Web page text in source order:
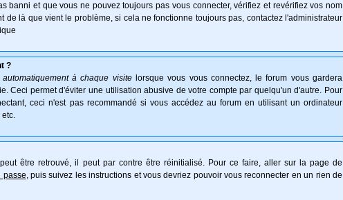
banni et que vous ne pouvez toujours pas vous connecter, vérifiez et revérifiez vos nom
de là que vient le problème, si cela ne fonctionne toujours pas, contactez l'administrateur
?
à chaque visitelorsque vous vous connectez, le forum vous gardera
Ceci permet d'éviter une utilisation abusive de votre compte par quelqu'un d'autre. Pour
ceci n'est pas recommandé si vous accédez au forum en utilisant un ordinateur
etc.
être retrouvé, il peut par contre être réinitialisé. Pour ce faire, aller sur la page de
passe, puis suivez les instructions et vous devriez pouvoir vous reconnecter en un rien de